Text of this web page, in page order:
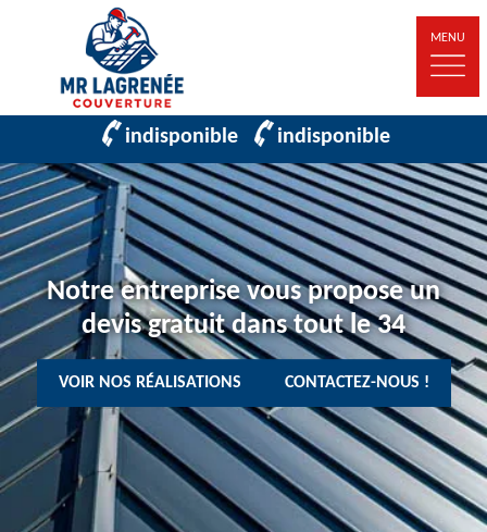
MENU
indisponible indisponible
Notre entreprise vous propose un
devis gratuit dans tout le 34
VOIR NOS RÉALISATIONS CONTACTEZ-NOUS !